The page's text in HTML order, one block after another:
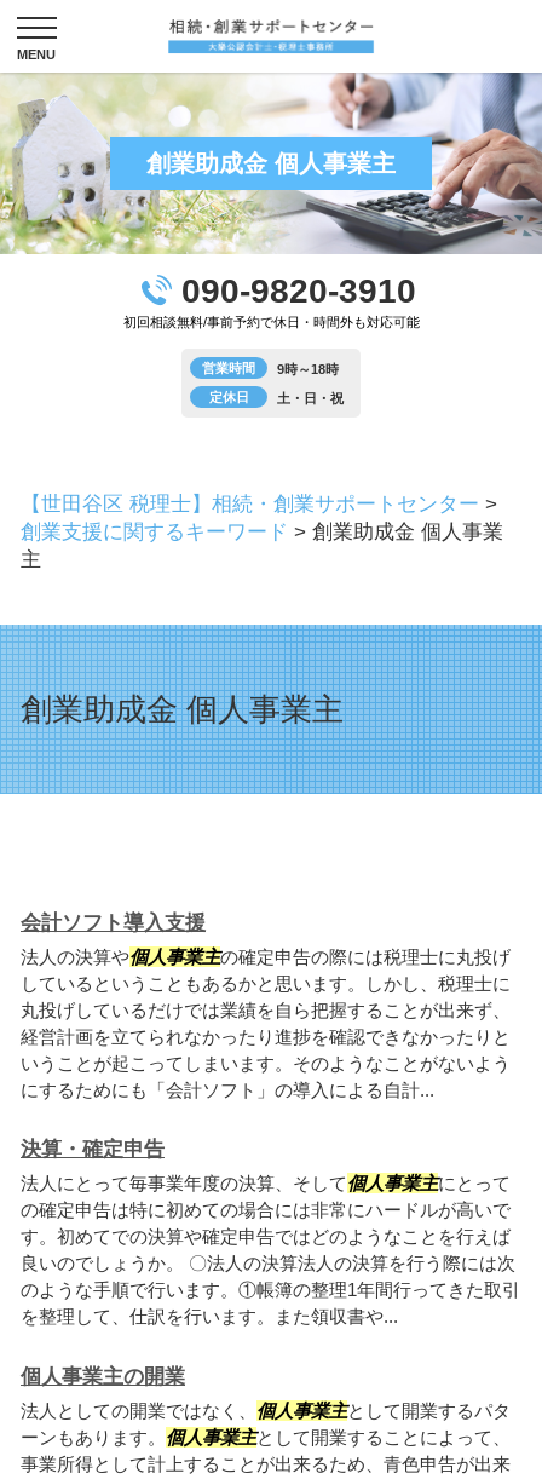
創業助成金 個人事業主
090-9820-3910
初回相談無料/事前予約で休日・時間外も対応可能
営業時間
9時～18時
定休日
土・日・祝
【世田谷区 税理士】相続・創業サポートセンター >
創業支援に関するキーワード > 創業助成金 個人事業
主
創業助成金 個人事業主
会計ソフト導入支援
法人の決算や個人事業主の確定申告の際には税理士に丸投げ
しているということもあるかと思います。しかし、税理士に
丸投げしているだけでは業績を自ら把握することが出来ず、
経営計画を立てられなかったり進捗を確認できなかったりと
いうことが起こってしまいます。そのようなことがないよう
にするためにも「会計ソフト」の導入による自計...
決算・確定申告
法人にとって毎事業年度の決算、そして個人事業主にとって
の確定申告は特に初めての場合には非常にハードルが高いで
す。初めてでの決算や確定申告ではどのようなことを行えば
良いのでしょうか。 〇法人の決算法人の決算を行う際には次
のような手順で行います。①帳簿の整理1年間行ってきた取引
を整理して、仕訳を行います。また領収書や...
個人事業主の開業
法人としての開業ではなく、 個人事業主として開業するパタ
ーンもあります。 個人事業主として開業することによって、
事業所得として計上することが出来るため、青色申告が出来